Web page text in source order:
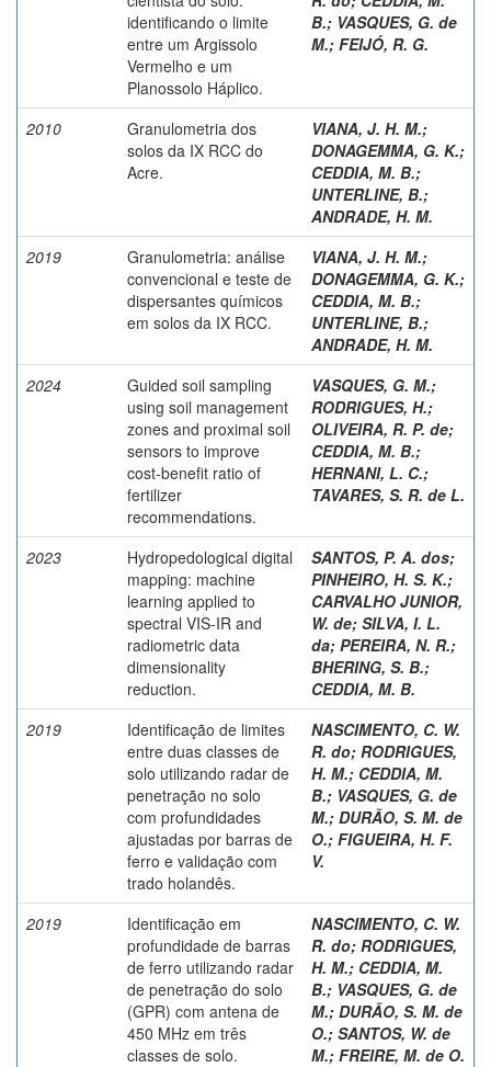
identificando o limite
entre um Argissolo
Vermelho e um
Planossolo Háplico.
B.; VASQUES, G. de
M.; FEIJÓ, R. G.
2010
Granulometria dos
solos da IX RCC do
Acre.
VIANA, J. H. M.;
DONAGEMMA, G. K.;
CEDDIA, M. B.;
UNTERLINE, B.;
ANDRADE, H. M.
2019
Granulometria: análise
convencional e teste de
dispersantes químicos
em solos da IX RCC.
VIANA, J. H. M.;
DONAGEMMA, G. K.;
CEDDIA, M. B.;
UNTERLINE, B.;
ANDRADE, H. M.
2024
Guided soil sampling
using soil management
zones and proximal soil
sensors to improve
cost-benefit ratio of
fertilizer
recommendations.
VASQUES, G. M.;
RODRIGUES, H.;
OLIVEIRA, R. P. de;
CEDDIA, M. B.;
HERNANI, L. C.;
TAVARES, S. R. de L.
2023
Hydropedological digital
mapping: machine
learning applied to
spectral VIS-IR and
radiometric data
dimensionality
reduction.
SANTOS, P. A. dos;
PINHEIRO, H. S. K.;
CARVALHO JUNIOR,
W. de; SILVA, I. L.
da; PEREIRA, N. R.;
BHERING, S. B.;
CEDDIA, M. B.
2019
Identificação de limites
entre duas classes de
solo utilizando radar de
penetração no solo
com profundidades
ajustadas por barras de
ferro e validação com
trado holandês.
NASCIMENTO, C. W.
R. do; RODRIGUES,
H. M.; CEDDIA, M.
B.; VASQUES, G. de
M.; DURÃO, S. M. de
O.; FIGUEIRA, H. F.
V.
2019
Identificação em
profundidade de barras
de ferro utilizando radar
de penetração do solo
(GPR) com antena de
450 MHz em três
classes de solo.
NASCIMENTO, C. W.
R. do; RODRIGUES,
H. M.; CEDDIA, M.
B.; VASQUES, G. de
M.; DURÃO, S. M. de
O.; SANTOS, W. de
M.; FREIRE, M. de O.